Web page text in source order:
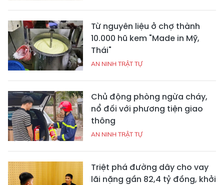
Từ nguyên liệu ở chợ thành
10.000 hũ kem "Made in Mỹ,
Thái"
AN NINH TRẬT TỰ
Chủ động phòng ngừa cháy,
nổ đối với phương tiện giao
thông
AN NINH TRẬT TỰ
Triệt phá đường dây cho vay
lãi nặng gần 82,4 tỷ đồng, khởi